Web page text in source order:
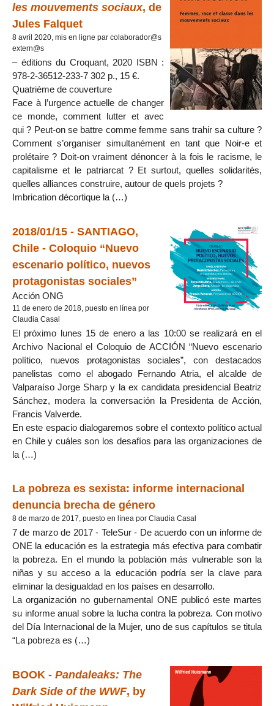
les mouvements sociaux, de
Jules Falquet
8 avril 2020, mis en ligne par colaborador@s
extern@s
– éditions du Croquant, 2020 ISBN :
978-2-36512-233-7 302 p., 15 €.
Quatrième de couverture
Face à l’urgence actuelle de changer
ce monde, comment lutter et avec
qui ? Peut-on se battre comme femme sans trahir sa culture ?
Comment s’organiser simultanément en tant que Noir-e et
prolétaire ? Doit-on vraiment dénoncer à la fois le racisme, le
capitalisme et le patriarcat ? Et surtout, quelles solidarités,
quelles alliances construire, autour de quels projets ?
Imbrication décortique la (…)
2018/01/15 - SANTIAGO,
Chile - Coloquio “Nuevo
escenario político, nuevos
protagonistas sociales”
Acción ONG
11 de enero de 2018, puesto en línea por
Claudia Casal
El próximo lunes 15 de enero a las 10:00 se realizará en el
Archivo Nacional el Coloquio de ACCIÓN “Nuevo escenario
político, nuevos protagonistas sociales”, con destacados
panelistas como el abogado Fernando Atria, el alcalde de
Valparaíso Jorge Sharp y la ex candidata presidencial Beatriz
Sánchez, modera la conversación la Presidenta de Acción,
Francis Valverde.
En este espacio dialogaremos sobre el contexto político actual
en Chile y cuáles son los desafíos para las organizaciones de
la (…)
La pobreza es sexista: informe internacional
denuncia brecha de género
8 de marzo de 2017, puesto en línea por Claudia Casal
7 de marzo de 2017 - TeleSur - De acuerdo con un informe de
ONE la educación es la estrategia más efectiva para combatir
la pobreza. En el mundo la población más vulnerable son la
niñas y su acceso a la educación podría ser la clave para
eliminar la desigualdad en los países en desarrollo.
La organización no gubernamental ONE publicó este martes
su informe anual sobre la lucha contra la pobreza. Con motivo
del Día Internacional de la Mujer, uno de sus capítulos se titula
“La pobreza es (…)
BOOK - Pandaleaks: The
Dark Side of the WWF, by